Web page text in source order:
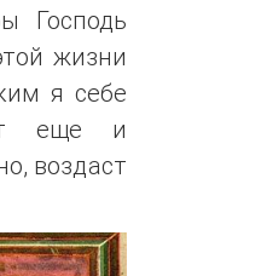
Господь
жизни
я себе
еще и
воздаст